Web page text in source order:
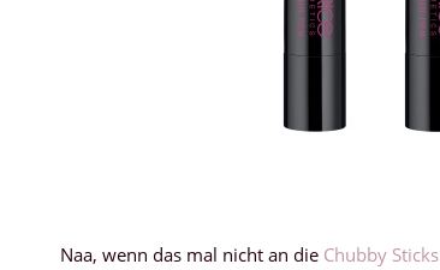
Naa, wenn das mal nicht an die Chubby Sticks